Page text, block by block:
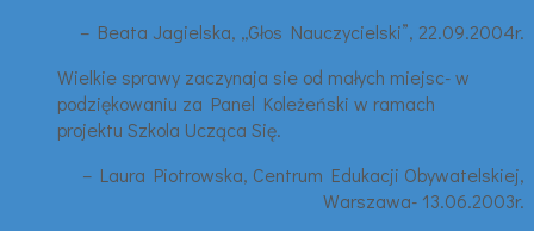
– Beata Jagielska, „Głos Nauczycielski”, 22.09.2004r.
Wielkie sprawy zaczynaja sie od małych miejsc- w
podziękowaniu za Panel Koleżeński w ramach
projektu Szkola Ucząca Się.
– Laura Piotrowska, Centrum Edukacji Obywatelskiej,
Warszawa- 13.06.2003r.